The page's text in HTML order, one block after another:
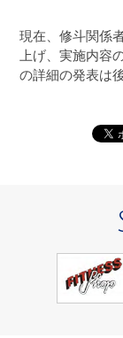
現在、修斗関係
上げ、実施内容
の詳細の発表は